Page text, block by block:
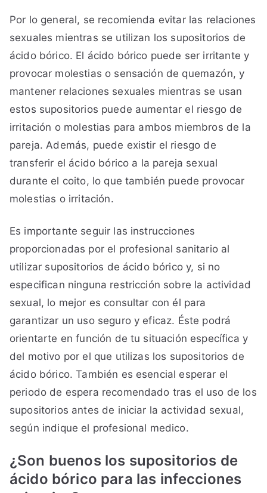
Por lo general, se recomienda evitar las relaciones
sexuales mientras se utilizan los supositorios de
ácido bórico. El ácido bórico puede ser irritante y
provocar molestias o sensación de quemazón, y
mantener relaciones sexuales mientras se usan
estos supositorios puede aumentar el riesgo de
irritación o molestias para ambos miembros de la
pareja. Además, puede existir el riesgo de
transferir el ácido bórico a la pareja sexual
durante el coito, lo que también puede provocar
molestias o irritación.
Es importante seguir las instrucciones
proporcionadas por el profesional sanitario al
utilizar supositorios de ácido bórico y, si no
especifican ninguna restricción sobre la actividad
sexual, lo mejor es consultar con él para
garantizar un uso seguro y eficaz. Éste podrá
orientarte en función de tu situación específica y
del motivo por el que utilizas los supositorios de
ácido bórico. También es esencial esperar el
periodo de espera recomendado tras el uso de los
supositorios antes de iniciar la actividad sexual,
según indique el profesional medico.
¿Son buenos los supositorios de
ácido bórico para las infecciones